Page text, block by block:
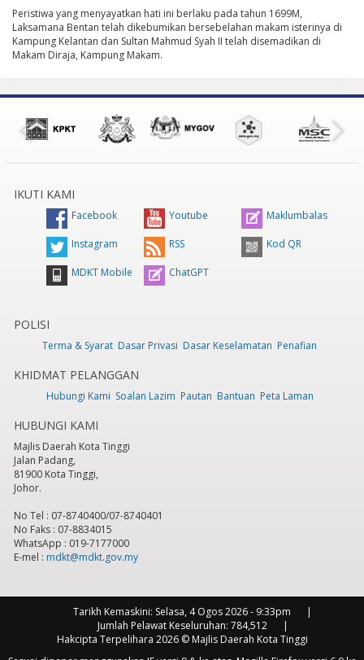
Peristiwa yang menyayatkan hati ini berlaku pada tahun 1699M,
Laksamana Bentan telah dikebumikan bersebelahan makam isterinya di
Kampung Kelantan dan Sultan Mahmud Syah II telah disemadikan di
Makam Diraja, Kampung Makam.
IKUTI KAMI
Facebook Youtube Maklumbalas
Instagram RSS Kod QR
MDKT Mobile ChatGPT
POLISI
Terma & Syarat Dasar Privasi Dasar Keselamatan Penafian
KHIDMAT PELANGGAN
Hubungi Kami Soalan Lazim Pautan Bantuan Peta Laman
HUBUNGI KAMI
Majlis Daerah Kota Tinggi
Jalan Padang,
81900 Kota Tinggi,
Johor.
No Tel : 07-8740400/07-8740401
No Faks : 07-8834015
WhatsApp : 019-7177000
E-mel : mdkt@mdkt.gov.my
Tarikh Kemaskini: Selasa, 4 Ogos 2026 - 9:33pm
Jumlah Pelawat Keseluruhan: 784,512
Hakcipta Terpelihara 2026 © Majlis Daerah Kota Tinggi